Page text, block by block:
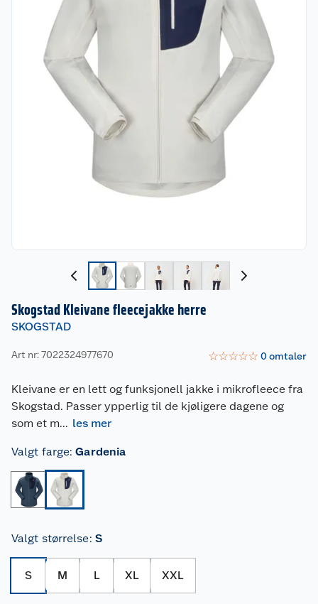
Skogstad Kleivane fleecejakke herre
SKOGSTAD
Art nr: 7022324977670 ☆☆☆☆☆ 0omtaler
Kleivane er en lett og funksjonell jakke i mikrofleece fra
Skogstad. Passer ypperlig til de kjøligere dagene og
som et m... les mer
Valgt farge: Gardenia
Valgt størrelse: S
S M L XL XXL